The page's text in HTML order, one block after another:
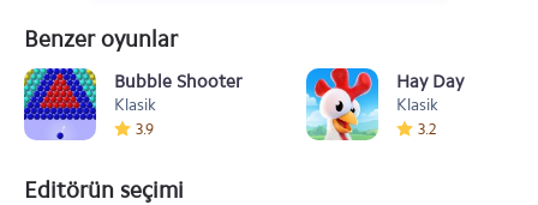
Benzer oyunlar
Bubble Shooter
Klasik
3.9
Hay Day
Klasik
3.2
Editörün seçimi